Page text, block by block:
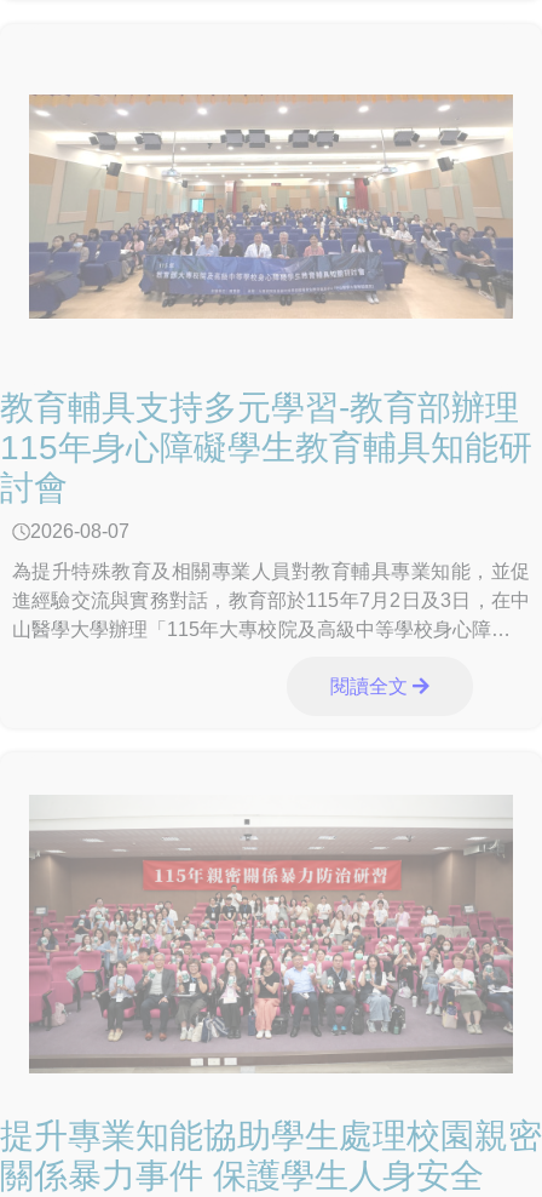
教育輔具支持多元學習-教育部辦理
115年身心障礙學生教育輔具知能研
討會
2026-08-07
為提升特殊教育及相關專業人員對教育輔具專業知能，並促
進經驗交流與實務對話，教育部於115年7月2日及3日，在中
山醫學大學辦理「115年大專校院及高級中等學校身心障礙學
閱讀全文
提升專業知能協助學生處理校園親密
關係暴力事件 保護學生人身安全